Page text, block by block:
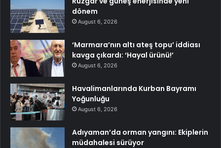
dönem
August 6, 2026
‘Marmara’nın altı ateş topu’ iddiası
kavga çıkardı: ‘Hayal ürünü!’
August 6, 2026
Havalimanlarında Kurban Bayramı
Yoğunluğu
August 6, 2026
Adıyaman’da orman yangını: Ekiplerin
müdahalesi sürüyor